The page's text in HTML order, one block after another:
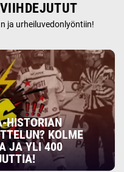
ja urheiluvedonlyöntiin!
HISTORIAN
KOLME
JA YLI 400